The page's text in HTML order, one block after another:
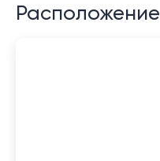
Расположение